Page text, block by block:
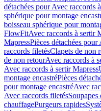
détachées pour Avec raccords
sphérique pour montage
boisseau sphérique pour
FlowFitAvec raccords à sertir
MapressPièces détachées
raccords filetésClapets de non
de non retourAvec raccords à
Avec raccords à sertir Mapress
montage encastréPièces
pour montage encastréAvec
Avec raccords filetés
chauffagePurgeurs rapides